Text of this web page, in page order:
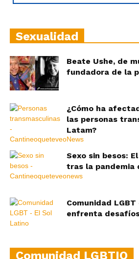
Sexualidad
Beate Ushe, de
fundadora de la
¿Cómo ha
las personas
Latam?
Sexo sin besos:
tras la pandemia
Comunidad LGBT
enfrenta
Comunidad LGBTIQ